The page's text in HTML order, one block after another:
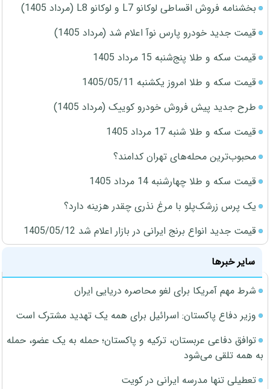
بخشنامه فروش اقساطی لوکانو L7 و لوکانو L8 (مرداد 1405)
قیمت جدید خودرو پارس نوآ اعلام شد (مرداد 1405)
قیمت سکه و طلا پنج‌شنبه 15 مرداد 1405
قیمت سکه و طلا امروز یکشنبه 1405/05/11
طرح جدید پیش فروش خودرو کوییک (مرداد 1405)
قیمت سکه و طلا شنبه 17 مرداد 1405
محبوب‌ترین محله‌های تهران کدامند؟
قیمت سکه و طلا چهارشنبه 14 مرداد 1405
یک پرس زرشک‌پلو با مرغ نذری چقدر هزینه دارد؟
قیمت جدید انواع برنج ایرانی در بازار اعلام شد 1405/05/12
سایر خبرها
شرط مهم آمریکا برای لغو محاصره دریایی ایران
وزیر دفاع پاکستان: اسرائیل برای همه یک تهدید مشترک است
توافق دفاعی عربستان، ترکیه و پاکستان؛ حمله به یک عضو، حمله
به همه تلقی می‌شود
تعطیلی تنها مدرسه ایرانی در کویت